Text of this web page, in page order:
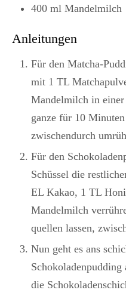
400 ml Mandelmilch
Anleitungen
Für den Matcha-Pudding 40 Gramm Chiasamen
mit 1 TL
Mandelmilch in einer
ganze für 10
zwischendurch
Für den Schokoladenpudding in einer zweiten
Schüssel die
EL Kakao, 1 TL
Mandelmilch
quellen lassen,
Nun geht es ans schichten. Dafür zuerst den
die